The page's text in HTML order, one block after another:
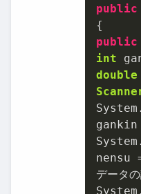
public
public
int
double
データ